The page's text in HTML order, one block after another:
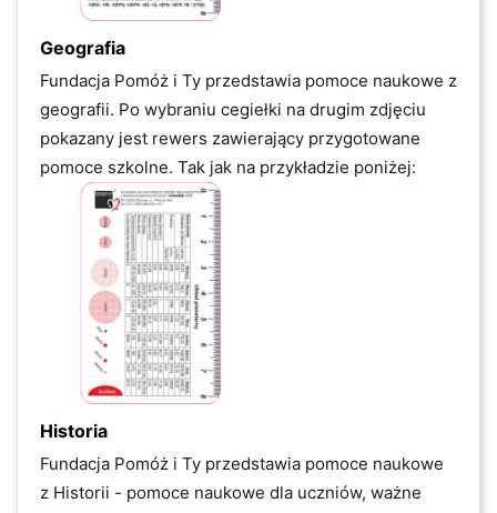
Geografia
Fundacja Pomóż i Ty przedstawia pomoce naukowe z
geografii. Po wybraniu cegiełki na drugim zdjęciu
pokazany jest rewers zawierający przygotowane
pomoce szkolne. Tak jak na przykładzie poniżej:
Historia
Fundacja Pomóż i Ty przedstawia pomoce naukowe
z Historii - pomoce naukowe dla uczniów, ważne